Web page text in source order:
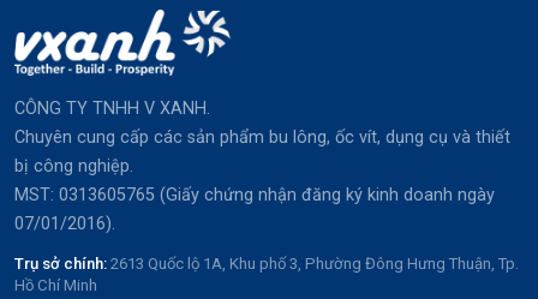
CÔNG TY TNHH V XANH.
Chuyên cung cấp các sản phẩm bu lông, ốc vít, dụng cụ và thiết
bị công nghiệp.
MST: 0313605765 (Giấy chứng nhận đăng ký kinh doanh ngày
07/01/2016).
Trụ sở chính: 2613 Quốc lộ 1A, Khu phố 3, Phường Đông Hưng Thuận, Tp.
Hồ Chí Minh